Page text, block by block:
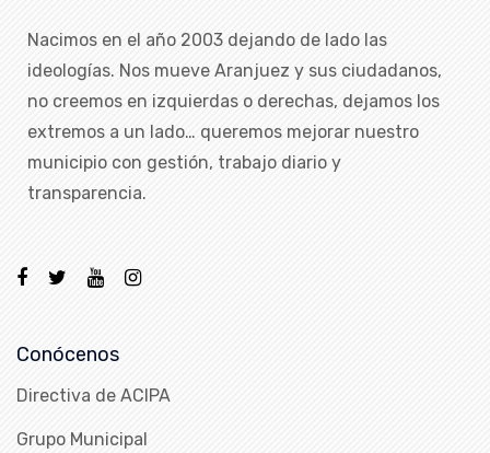
Nacimos en el año 2003 dejando de lado las
ideologías. Nos mueve Aranjuez y sus ciudadanos,
no creemos en izquierdas o derechas, dejamos los
extremos a un lado… queremos mejorar nuestro
municipio con gestión, trabajo diario y
transparencia.
Conócenos
Directiva de ACIPA
Grupo Municipal